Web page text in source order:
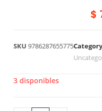
$
SKU 9786287655775Category
3 disponibles